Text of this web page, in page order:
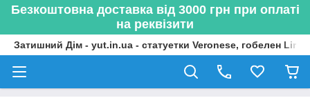
Безкоштовна доставка від 3000 грн при оплаті
на реквізити
Затишний Дім - yut.in.ua - статуетки Veronese, гобелен